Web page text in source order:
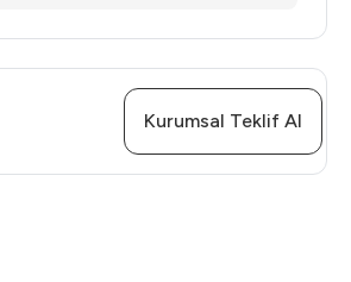
Kurumsal Teklif Al